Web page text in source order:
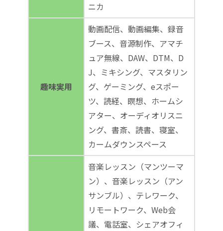
ニカ
趣味実用
動画配信、動画編集、録音
ブース、音源制作、アマチ
ュア無線、DAW、DTM、D
J、ミキシング、マスタリン
グ、ゲーミング、eスポー
ツ、読経、瞑想、ホームシ
アター、オーディオリスニ
ング、書斎、読書、寝室、
カームダウンスペース
音楽レッスン（マンツーマ
ン）、音楽レッスン（アン
サンブル）、テレワーク、
リモートワーク、Web会
議、電話室、シェアオフィ